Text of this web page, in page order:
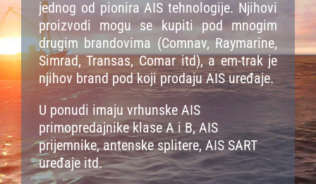
Cjenik
Stranica proizvođača
jednog od pionira AIS tehnologije. Njihovi
proizvodi mogu se kupiti pod mnogim
drugim brandovima (Comnav, Raymarine,
Simrad, Transas, Comar itd), a em-trak je
njihov brand pod koji prodaju AIS uređaje.
U ponudi imaju vrhunske AIS
primopredajnike klase A i B, AIS
prijemnike, antenske splitere, AIS SART
uređaje itd.